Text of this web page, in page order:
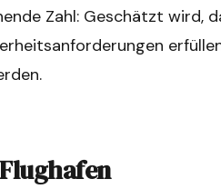
Zahl: Geschätzt wird,